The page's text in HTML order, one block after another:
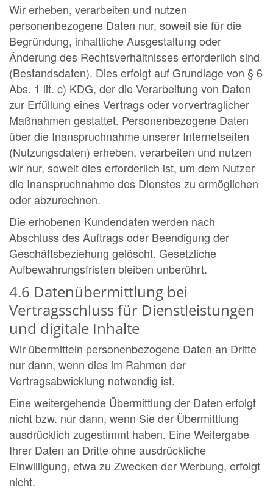
Wir erheben, verarbeiten und nutzen
personenbezogene Daten nur, soweit sie für die
Begründung, inhaltliche Ausgestaltung oder
Änderung des Rechtsverhältnisses erforderlich sind
(Bestandsdaten). Dies erfolgt auf Grundlage von § 6
Abs. 1 lit. c) KDG, der die Verarbeitung von Daten
zur Erfüllung eines Vertrags oder vorvertraglicher
Maßnahmen gestattet. Personenbezogene Daten
über die Inanspruchnahme unserer Internetseiten
(Nutzungsdaten) erheben, verarbeiten und nutzen
wir nur, soweit dies erforderlich ist, um dem Nutzer
die Inanspruchnahme des Dienstes zu ermöglichen
oder abzurechnen.
Die erhobenen Kundendaten werden nach
Abschluss des Auftrags oder Beendigung der
Geschäftsbeziehung gelöscht. Gesetzliche
Aufbewahrungsfristen bleiben unberührt.
4.6 Datenübermittlung bei
Vertragsschluss für Dienstleistungen
und digitale Inhalte
Wir übermitteln personenbezogene Daten an Dritte
nur dann, wenn dies im Rahmen der
Vertragsabwicklung notwendig ist.
Eine weitergehende Übermittlung der Daten erfolgt
nicht bzw. nur dann, wenn Sie der Übermittlung
ausdrücklich zugestimmt haben. Eine Weitergabe
Ihrer Daten an Dritte ohne ausdrückliche
Einwilligung, etwa zu Zwecken der Werbung, erfolgt
nicht.